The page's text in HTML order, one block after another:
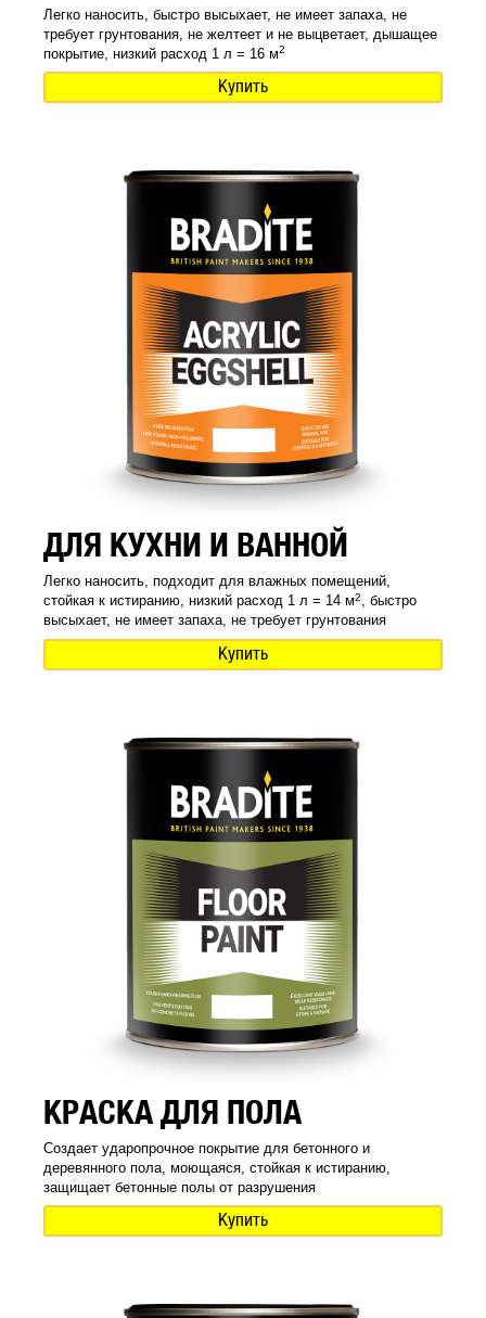
Легко наносить, быстро высыхает, не имеет запаха, не
требует грунтования, не желтеет и не выцветает, дышащее
покрытие, низкий расход 1 л = 16 м2
Купить
ДЛЯ КУХНИ И ВАННОЙ
Легко наносить, подходит для влажных помещений,
стойкая к истиранию, низкий расход 1 л = 14 м2, быстро
высыхает, не имеет запаха, не требует грунтования
Купить
КРАСКА ДЛЯ ПОЛА
Создает ударопрочное покрытие для бетонного и
деревянного пола, моющаяся, стойкая к истиранию,
защищает бетонные полы от разрушения
Купить